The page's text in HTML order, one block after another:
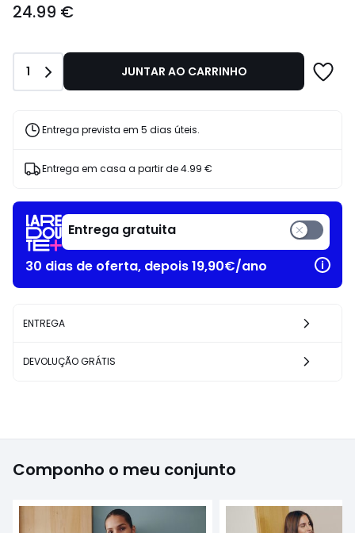
€.
24.99 €
Quantidade
1 JUNTAR AO CARRINHO
Entrega prevista em 5 dias úteis.
Entrega em casa a partir de4.99 €
Entrega gratuita
30 dias de oferta, depois 19,90€/ano
ENTREGA
DEVOLUÇÃO GRÁTIS
Componho o meu conjunto